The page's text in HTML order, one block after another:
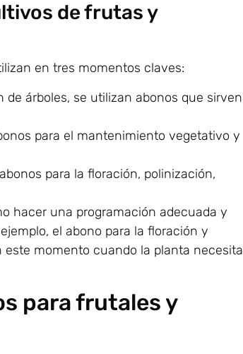
de frutas y
en tres momentos claves:
de árboles, se utilizan abonos que sirven
para el mantenimiento vegetativo y
para la floración, polinización,
hacer una programación adecuada y
el abono para la floración y
momento cuando la planta necesita
para frutales y